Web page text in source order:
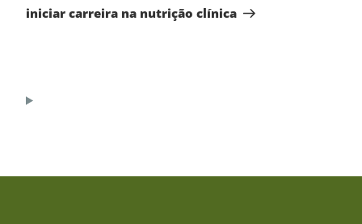
iniciar carreira na nutrição clínica